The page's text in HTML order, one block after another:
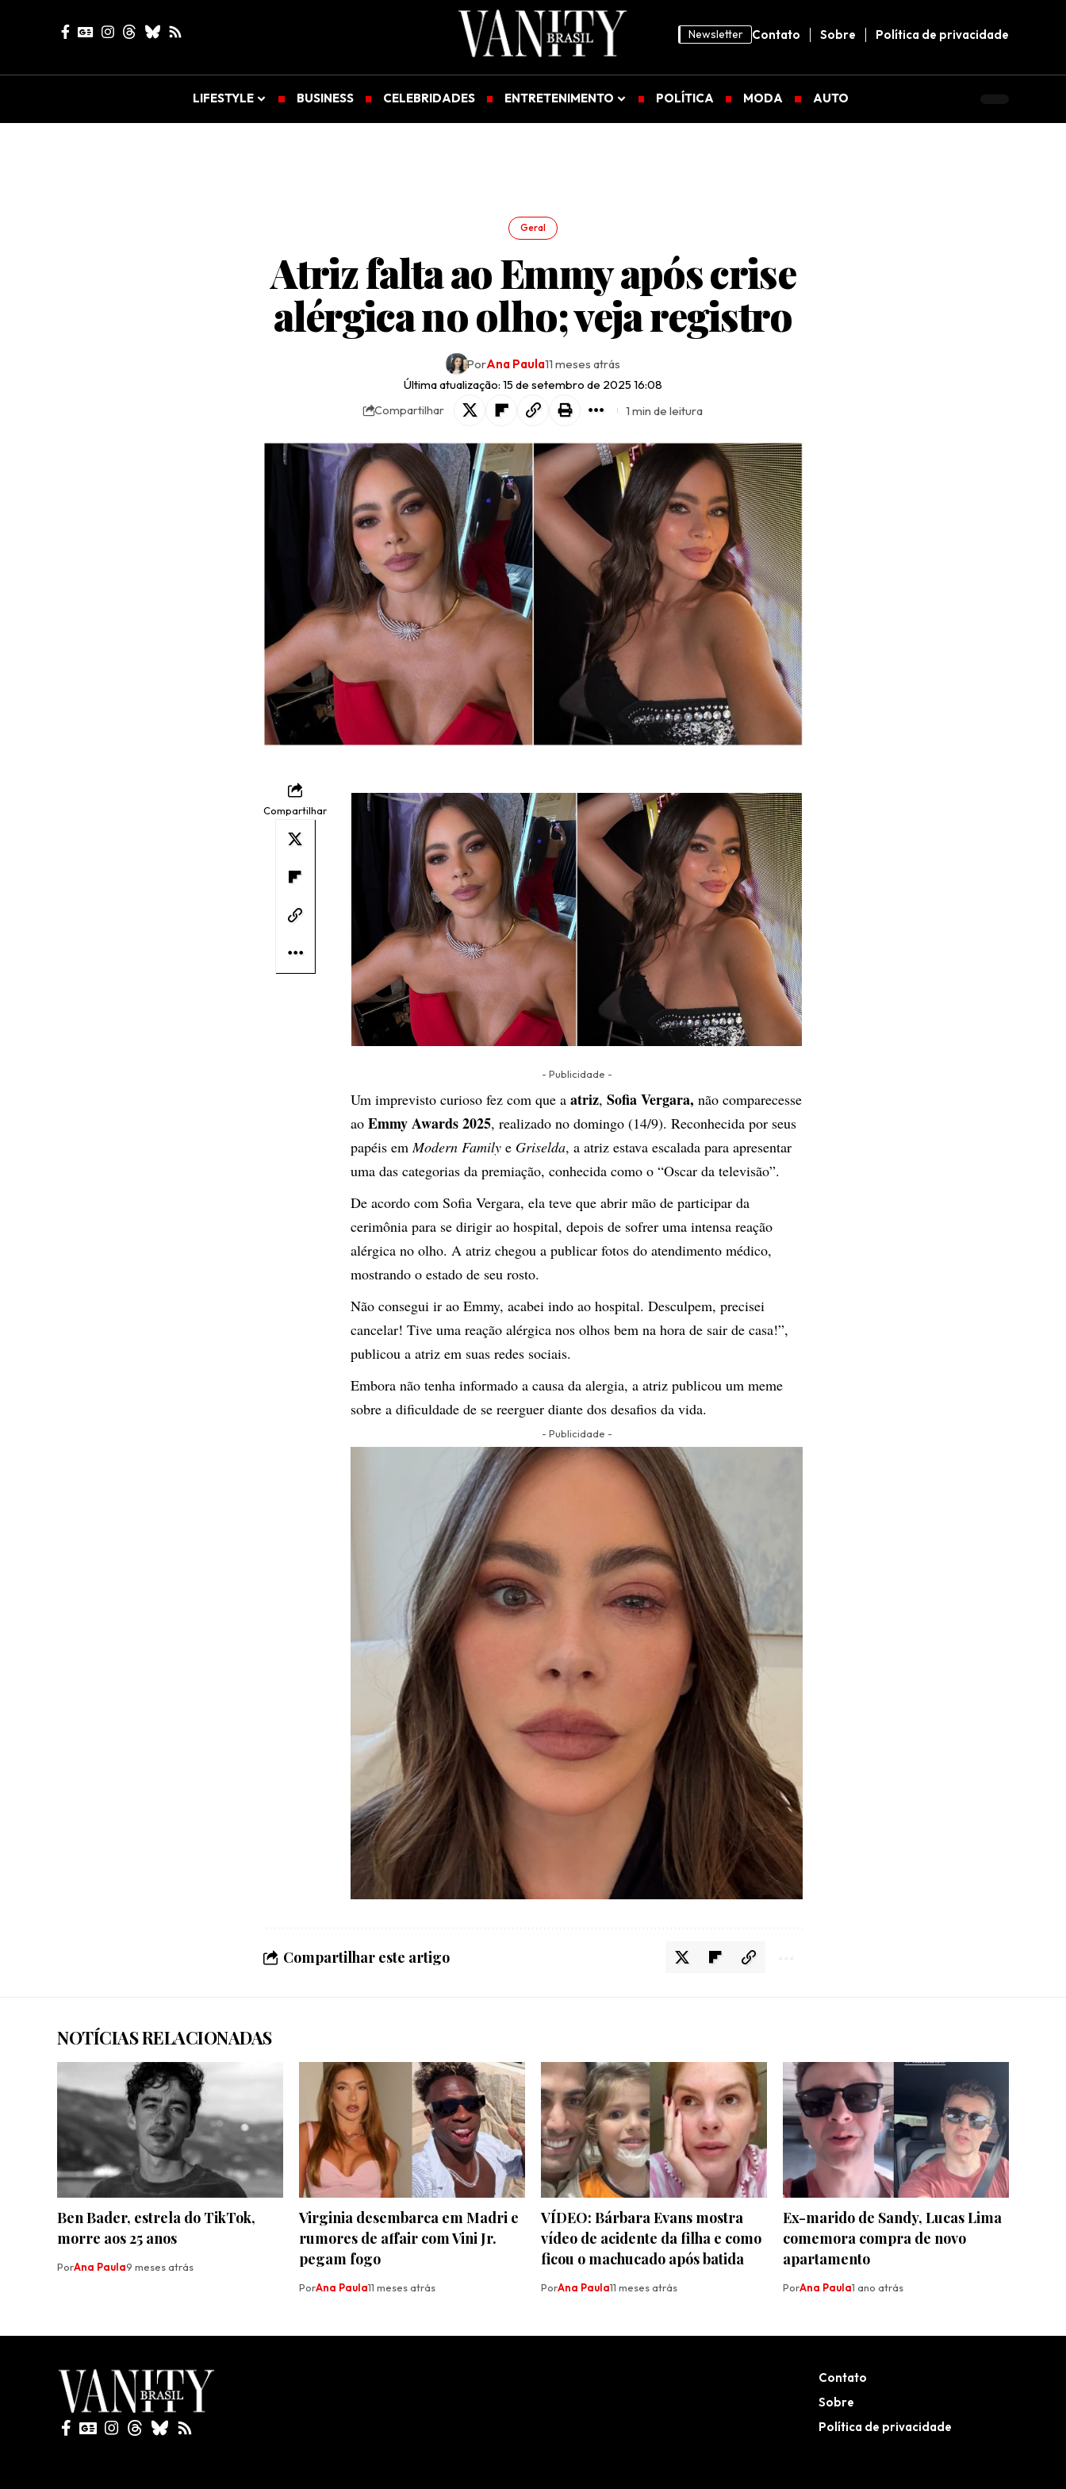
Newsletter Contato Sobre Política de privacidade
LIFESTYLE BUSINESS CELEBRIDADES ENTRETENIMENTO POLÍTICA MODA AUTO
Geral
Atriz falta ao Emmy após crise
alérgica no olho; veja registro
Última atualização: 15 de setembro de 2025 16:08
PorAna Paula11 meses atrás
Compartilhar 1 min de leitura
Compartilhar
- Publicidade -
Um imprevisto curioso fez com que a atriz, Sofia Vergara, não comparecesse
ao Emmy Awards 2025, realizado no domingo (14/9). Reconhecida por seus
papéis em Modern Family e Griselda, a atriz estava escalada para apresentar
uma das categorias da premiação, conhecida como o “Oscar da televisão”.
De acordo com Sofia Vergara, ela teve que abrir mão de participar da
cerimônia para se dirigir ao hospital, depois de sofrer uma intensa reação
alérgica no olho. A atriz chegou a publicar fotos do atendimento médico,
mostrando o estado de seu rosto.
Não consegui ir ao Emmy, acabei indo ao hospital. Desculpem, precisei
cancelar! Tive uma reação alérgica nos olhos bem na hora de sair de casa!”,
publicou a atriz em suas redes sociais.
Embora não tenha informado a causa da alergia, a atriz publicou um meme
sobre a dificuldade de se reerguer diante dos desafios da vida.
- Publicidade -
Compartilhar este artigo
NOTÍCIAS RELACIONADAS
Ben Bader, estrela do TikTok,
morre aos 25 anos
PorAna Paula9 meses atrás
Virginia desembarca em Madri e
rumores de affair com Vini Jr.
pegam fogo
PorAna Paula11 meses atrás
VÍDEO: Bárbara Evans mostra
vídeo de acidente da filha e como
ficou o machucado após batida
PorAna Paula11 meses atrás
Ex-marido de Sandy, Lucas Lima
comemora compra de novo
apartamento
PorAna Paula1 ano atrás
Contato
Sobre
Política de privacidade